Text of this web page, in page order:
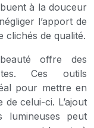
à la douceur
l’apport de
clichés de qualité.
offre des
Ces outils
pour mettre en
celui-ci. L’ajout
peut